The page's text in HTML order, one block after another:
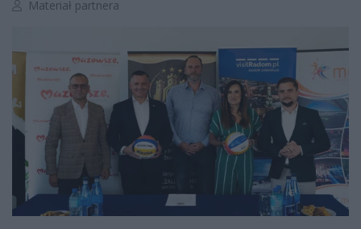
Autor artykułu:
Materiał partnera